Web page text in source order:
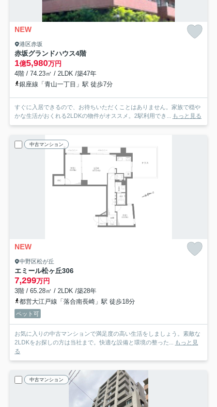
NEW
港区赤坂
赤坂グランドハウス4階
1億5,980万円
4階 / 74.23㎡ / 2LDK /築47年
銀座線「青山一丁目」駅 徒歩7分
すぐに入居できるので、お待ちいただくことはありません。家族で穏や
かな生活がおくれる2LDKの物件がオススメ。2駅利用でき... もっと見る
中古マンション
NEW
中野区松が丘
エミール松ヶ丘306
7,299万円
3階 / 65.28㎡ / 2LDK /築28年
都営大江戸線「落合南長崎」駅 徒歩18分
ペット可
お気に入りの中古マンションで満足度の高い生活をしましょう。素敵な
2LDKをお探しの方は当社まで。快適な設備と環境の整った... もっと見
る
中古マンション